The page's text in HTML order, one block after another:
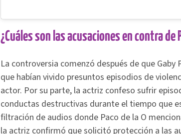
¿Cuáles son las acusaciones en contra de
La controversia comenzó después de que Gaby
que habían vivido presuntos episodios de
actor. Por su parte, la actriz confeso sufrir
conductas destructivas durante el tiempo que
filtración de audios donde Paco de la O
la actriz confirmó que solicitó protección a las